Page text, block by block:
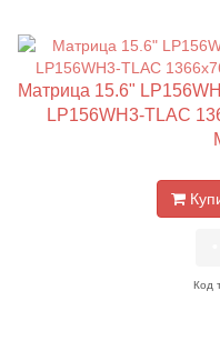
Матрица 15.6"
LP156WH3-TLAC
Код